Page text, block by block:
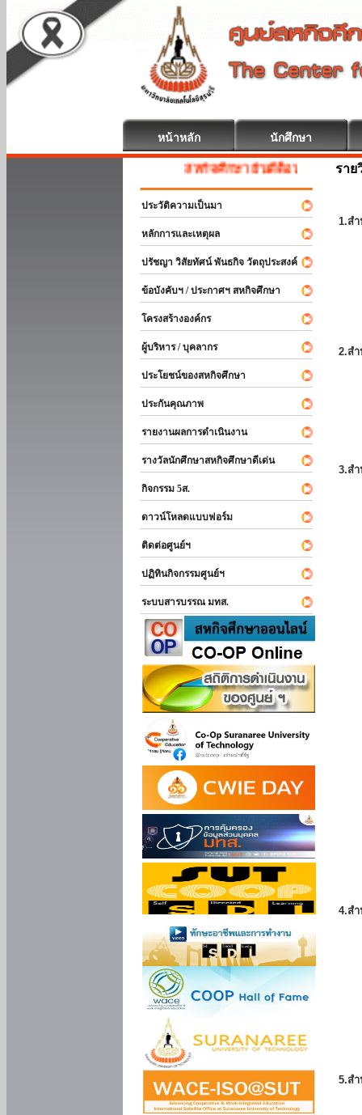
หน้าหลัก นักศึกษา
สหกิจศึกษา ยินดีต้อนรับ
ประวัติความเป็นมา
หลักการและเหตุผล
ปรัชญา วิสัยทัศน์ พันธกิจ วัตถุประสงค์
ข้อบังคับฯ / ประกาศฯ สหกิจศึกษา
โครงสร้างองค์กร
ผู้บริหาร / บุคลากร
ประโยชน์ของสหกิจศึกษา
ประกันคุณภาพ
รายงานผลการดำเนินงาน
รางวัลนักศึกษาสหกิจศึกษาดีเด่น
กิจกรรม 5ส.
ดาวน์โหลดแบบฟอร์ม
ติดต่อศูนย์ฯ
ปฏิทินกิจกรรมศูนย์ฯ
ระบบสารบรรณ มทส.
ราย
1.ส
2.ส
3.ส
4.ส
5.ส